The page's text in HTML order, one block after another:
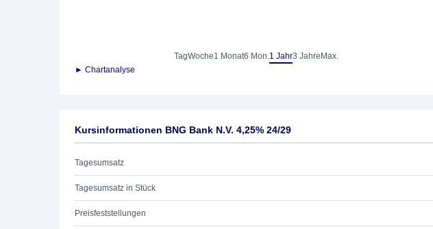
TagWoche1 Monat6 Mon.1 Jahr3 Jahre Max.
► Chartanalyse
Kursinformationen BNG Bank N.V. 4,25% 24/29
Tagesumsatz
Tagesumsatz in Stück
Preisfeststellungen